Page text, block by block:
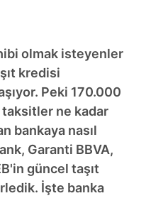
olmak isteyenler
kredisi
Peki 170.000
ne kadar
bankaya nasıl
Garanti BBVA,
güncel taşıt
İşte banka